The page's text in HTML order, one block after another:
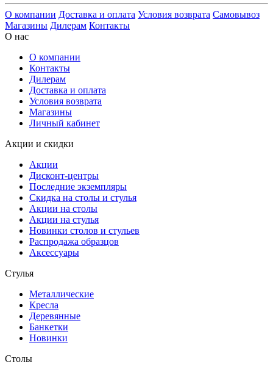
О компании Доставка и оплата Условия возврата Самовывоз
Магазины Дилерам Контакты
О нас
О компании
Контакты
Дилерам
Доставка и оплата
Условия возврата
Магазины
Личный кабинет
Акции и скидки
Акции
Дисконт-центры
Последние экземпляры
Скидка на столы и стулья
Акции на столы
Акции на стулья
Новинки столов и стульев
Распродажа образцов
Аксессуары
Стулья
Металлические
Кресла
Деревянные
Банкетки
Новинки
Столы